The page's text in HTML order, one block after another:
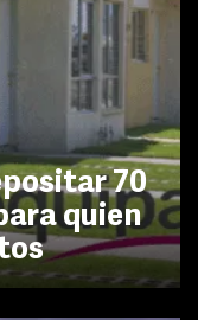
70
quien